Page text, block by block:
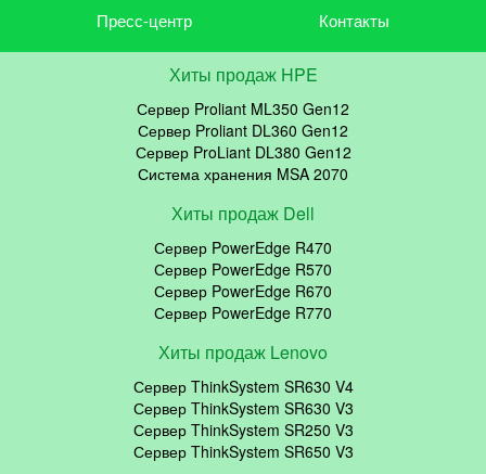
Пресс-центр
Контакты
Хиты продаж HPE
Сервер Proliant ML350 Gen12
Сервер Proliant DL360 Gen12
Сервер ProLiant DL380 Gen12
Система хранения MSA 2070
Хиты продаж Dell
Сервер PowerEdge R470
Сервер PowerEdge R570
Сервер PowerEdge R670
Сервер PowerEdge R770
Хиты продаж Lenovo
Сервер ThinkSystem SR630 V4
Сервер ThinkSystem SR630 V3
Сервер ThinkSystem SR250 V3
Сервер ThinkSystem SR650 V3